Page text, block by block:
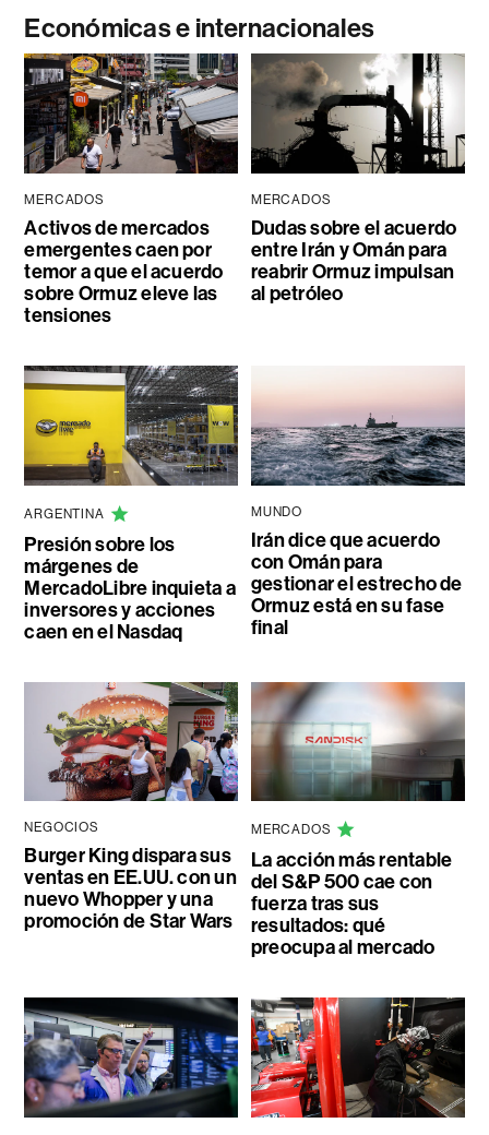
Económicas e internacionales
MERCADOS
Activos de mercados
emergentes caen por
temor a que el acuerdo
sobre Ormuz eleve las
tensiones
MERCADOS
Dudas sobre el acuerdo
entre Irán y Omán para
reabrir Ormuz impulsan
al petróleo
ARGENTINA
Presión sobre los
márgenes de
MercadoLibre inquieta a
inversores y acciones
caen en el Nasdaq
MUNDO
Irán dice que acuerdo
con Omán para
gestionar el estrecho de
Ormuz está en su fase
final
NEGOCIOS
Burger King dispara sus
ventas en EE.UU. con un
nuevo Whopper y una
promoción de Star Wars
MERCADOS
La acción más rentable
del S&P 500 cae con
fuerza tras sus
resultados: qué
preocupa al mercado